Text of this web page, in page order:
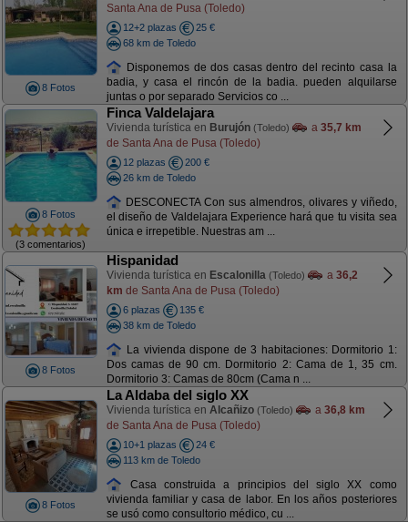
8 Fotos
Santa Ana de Pusa (Toledo)
12+2 plazas
25 €
68 km de Toledo
Disponemos de dos casas dentro del recinto casa la
badia, y casa el rincón de la badia. pueden alquilarse
juntas o por separado Servicios co ...
8 Fotos
(3 comentarios)
Finca Valdelajara
Vivienda turística en Burujón (Toledo) a 35,7 km
de Santa Ana de Pusa (Toledo)
12 plazas
200 €
26 km de Toledo
DESCONECTA Con sus almendros, olivares y viñedo,
el diseño de Valdelajara Experience hará que tu visita sea
única e irrepetible. Nuestras am ...
8 Fotos
Hispanidad
Vivienda turística en Escalonilla (Toledo) a 36,2
km de Santa Ana de Pusa (Toledo)
6 plazas
135 €
38 km de Toledo
La vivienda dispone de 3 habitaciones: Dormitorio 1:
Dos camas de 90 cm. Dormitorio 2: Cama de 1, 35 cm.
Dormitorio 3: Camas de 80cm (Cama n ...
8 Fotos
La Aldaba del siglo XX
Vivienda turística en Alcañizo (Toledo) a 36,8 km
de Santa Ana de Pusa (Toledo)
10+1 plazas
24 €
113 km de Toledo
Casa construida a principios del siglo XX como
vivienda familiar y casa de labor. En los años posteriores
se usó como consultorio médico, cu ...